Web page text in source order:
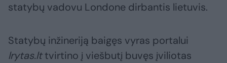
statybų vadovu Londone dirbantis lietuvis.
Statybų inžineriją baigęs vyras portalui
lrytas.lttvirtino į viešbutį buvęs įviliotas